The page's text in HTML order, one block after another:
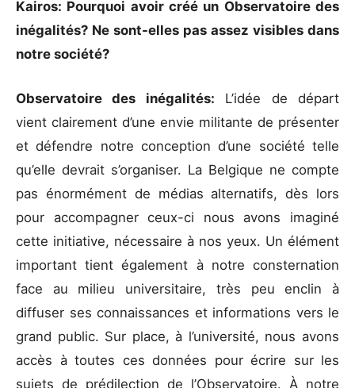
Kairos: Pourquoi avoir créé un Observatoire des
inégalités? Ne sont-elles pas assez visibles dans
notre société?
Observatoire des inégalités: L’idée de départ
vient clairement d’une envie militante de présenter
et défendre notre conception d’une société telle
qu’elle devrait s’organiser. La Belgique ne compte
pas énormément de médias alternatifs, dès lors
pour accompagner ceux-ci nous avons imaginé
cette initiative, nécessaire à nos yeux. Un élément
important tient également à notre consternation
face au milieu universitaire, très peu enclin à
diffuser ses connaissances et informations vers le
grand public. Sur place, à l’université, nous avons
accès à toutes ces données pour écrire sur les
sujets de prédilection de l’Observatoire. À notre